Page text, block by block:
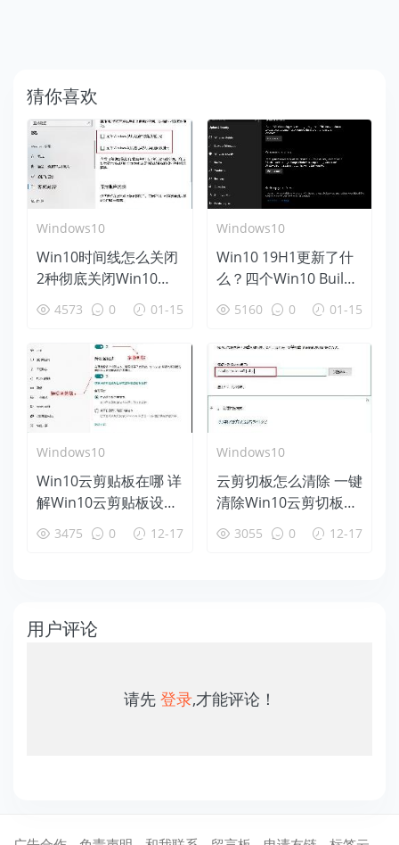
猜你喜欢
Windows10
Win10时间线怎么关闭
2种彻底关闭Win10时
间线方法
4573 0 01-15
Windows10
Win10 19H1更新了什
么？四个Win10 Build
18312新特性盘点
5160 0 01-15
Windows10
Win10云剪贴板在哪 详
解Win10云剪贴板设置
使用教程
3475 0 12-17
Windows10
云剪切板怎么清除 一键
清除Win10云剪切板方
法 3055 0 12-17
用户评论
请先 登录,才能评论！